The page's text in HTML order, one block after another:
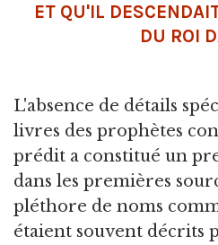
ET QU'IL
DU ROI
L'absence de détails
livres des prophètes
prédit a constitué un
dans les premières
pléthore de noms
étaient souvent décrits